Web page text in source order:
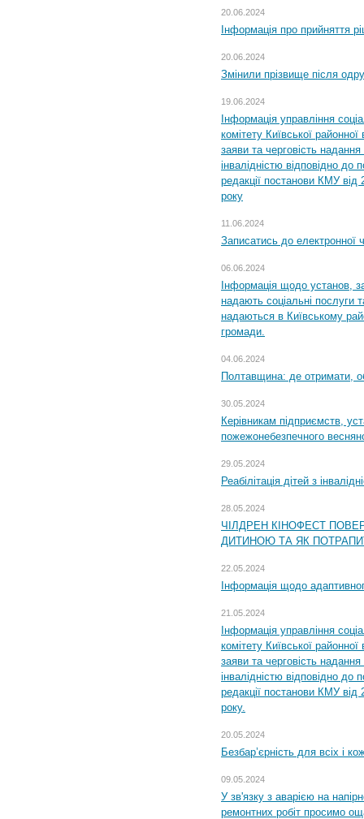
20.06.2024
Інформація про прийняття
20.06.2024
Змінили прізвище після
19.06.2024
Інформація управління
комітету Київської
заяви та черговість надання
інвалідністю відповідно
редакції постанови КМУ
року
11.06.2024
Записатись до електронної
06.06.2024
Інформація щодо установ,
надають соціальні послуги
надаються в Київському
громади.
04.06.2024
Полтавщина: де отримати,
30.05.2024
Керівникам підприємств,
пожежонебезпечного
29.05.2024
Реабілітація дітей з
28.05.2024
ЧІЛДРЕН КІНОФЕСТ
ДИТИНОЮ ТА ЯК
22.05.2024
Інформація щодо
21.05.2024
Інформація управління
комітету Київської
заяви та черговість надання
інвалідністю відповідно
редакції постанови КМУ від
року.
20.05.2024
Безбар’єрність для всіх і
09.05.2024
У зв'язку з аварією на
ремонтних робіт просимо